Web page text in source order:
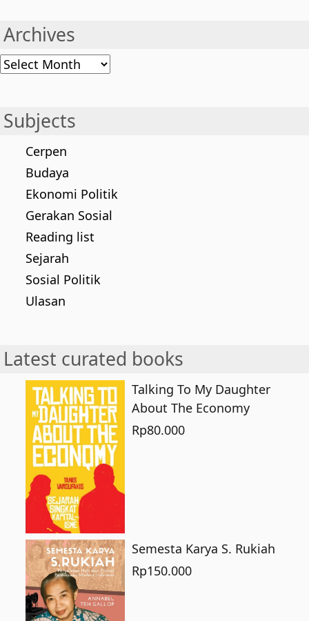
Archives
Archives
Subjects
Cerpen
Budaya
Ekonomi Politik
Gerakan Sosial
Reading list
Sejarah
Sosial Politik
Ulasan
Latest curated books
Talking To My Daughter
About The Economy
Rp80.000
Semesta Karya S. Rukiah
Rp150.000